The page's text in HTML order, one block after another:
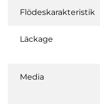
Flödeskarakteristik
Läckage
Media